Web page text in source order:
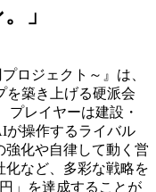
」
ロジェクト～』は、
を築き上げる硬派会
プレイヤーは建設・
が操作するライバル
化や自律して動く営
など、多彩な戦略を
」を達成することが